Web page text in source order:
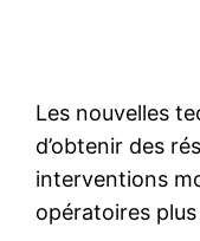
Les nouvelles
d’obtenir des
interventions
opératoires